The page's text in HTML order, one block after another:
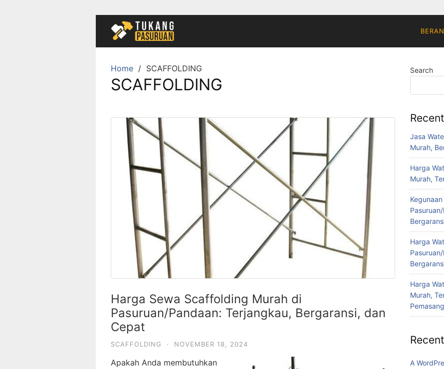
Home SCAFFOLDING
SCAFFOLDING
Harga Sewa Scaffolding Murah di
Pasuruan/Pandaan: Terjangkau, Bergaransi, dan
Cepat
SCAFFOLDING · NOVEMBER 18, 2024
Apakah Anda membutuhkan
Search
Jasa
Murah,
Harga
Murah,
Harga
Harga
Murah,
A